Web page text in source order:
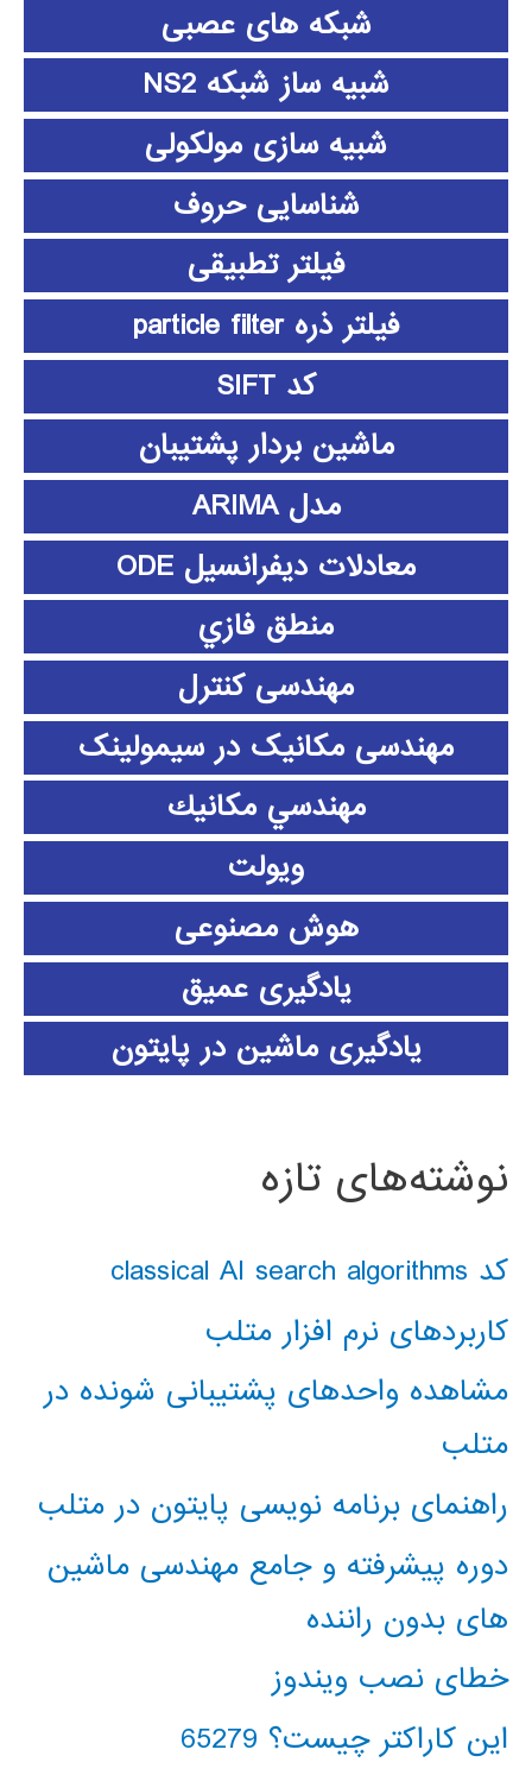
شبکه های عصبی
شبیه ساز شبکه NS2
شبیه سازی مولکولی
شناسایی حروف
فیلتر تطبیقی
فیلتر ذره particle filter
کد SIFT
ماشین بردار پشتیبان
مدل ARIMA
معادلات دیفرانسیل ODE
منطق فازي
مهندسی کنترل
مهندسی مکانیک در سیمولینک
مهندسي مكانيك
ویولت
هوش مصنوعی
یادگیری عمیق
یادگیری ماشین در پایتون
نوشته‌های تازه
کد classical AI search algorithms
کاربردهای نرم افزار متلب
مشاهده واحدهای پشتیبانی شونده در
متلب
راهنمای برنامه نویسی پایتون در متلب
دوره پیشرفته و جامع مهندسی ماشین
های بدون راننده
خطای نصب ویندوز
این کاراکتر چیست؟ 65279